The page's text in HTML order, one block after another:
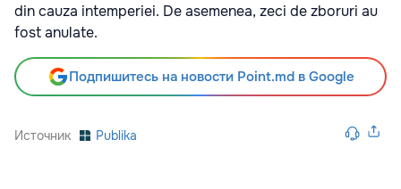
din cauza intemperiei. De asemenea, zeci de zboruri au
fost anulate.
Подпишитесь на новости Point.md в Google
Источник Publika